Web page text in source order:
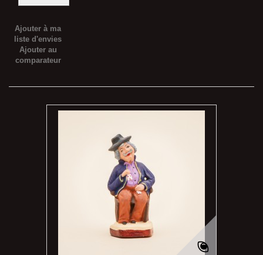
Ajouter à ma
liste d'envies
Ajouter au
comparateur